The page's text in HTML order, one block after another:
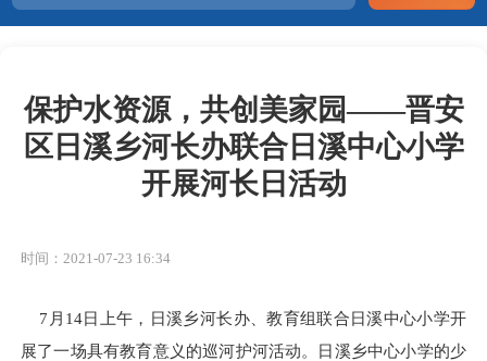
保护水资源，共创美家园——晋安
区日溪乡河长办联合日溪中心小学
开展河长日活动
时间：2021-07-23 16:34
7月14日上午，日溪乡河长办、教育组联合日溪中心小学开
展了一场具有教育意义的巡河护河活动。日溪乡中心小学的少